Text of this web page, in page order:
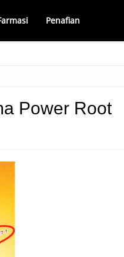
Penafian
Power Root